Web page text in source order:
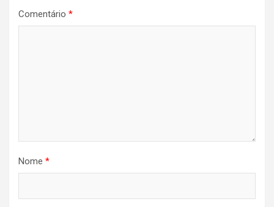
Comentário *
Nome *